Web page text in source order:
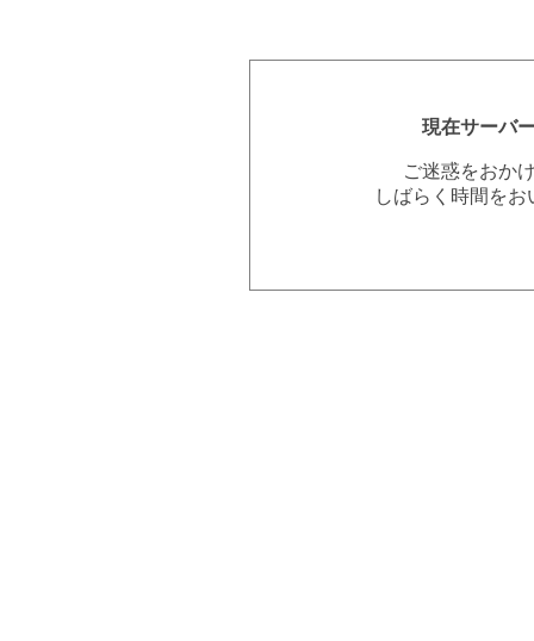
現在サーバ
ご迷惑をおか
しばらく時間を